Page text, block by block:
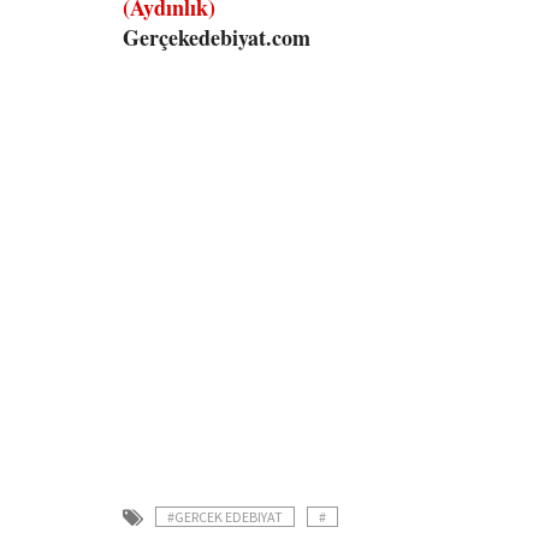
(Aydınlık)
Gerçekedebiyat.com
#GERCEK EDEBIYAT #